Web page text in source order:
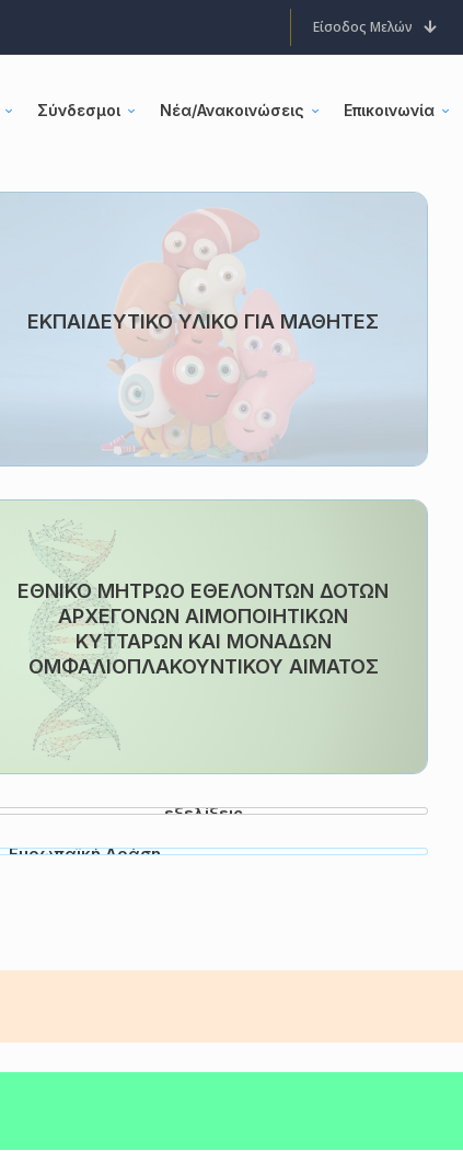
Είσοδος Μελών
Σύνδεσμοι Νέα/Ανακοινώσεις Επικοινωνία
ΕΚΠΑΙΔΕΥΤΙΚΟ ΥΛΙΚΟ ΓΙΑ ΜΑΘΗΤΕΣ
ΕΘΝΙΚΟ ΜΗΤΡΩΟ ΕΘΕΛΟΝΤΩΝ ΔΟΤΩΝ
ΑΡΧΕΓΟΝΩΝ ΑΙΜΟΠΟΙΗΤΙΚΩΝ
ΚΥΤΤΑΡΩΝ ΚΑΙ ΜΟΝΑΔΩΝ
ΟΜΦΑΛΙΟΠΛΑΚΟΥΝΤΙΚΟΥ ΑΙΜΑΤΟΣ
εξελίξεις
Ευρωπαϊκή Δράση